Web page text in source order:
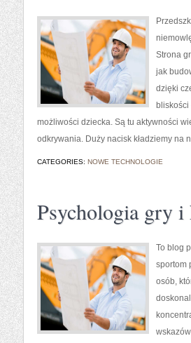
Strona
jak
dzięki
bliskości
możliwości dziecka. Są tu aktywności
odkrywania. Duży nacisk kładziemy na
CATEGORIES: NOWE TECHNOLOGIE
Psychologia gry i
To blog
sportom
osób,